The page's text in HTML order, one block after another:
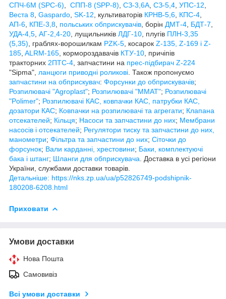
СПЧ-6М (SPС-6)
СПП-8 (SPP-8) СЗ-3,6А СЗ-5,4 УПС-12
Веста 8 Gaspardo SK-12 , культиваторів КРНВ-5,6 КПС-4
АП-6 КПЕ-3,8 польських обприскувачів , борін ДМТ-4 БДТ-7
УДА-4,5 АГ-2,4-20 , лущильників ЛДГ-10 , плугів ПЛН-3,35
(5,35) , граблях-ворошилкам PZK-5 , косарок Z-135, Z-169 і Z-
185 ALRM-165 , кормороздавачів КТУ-10 , причіпів
тракторних 2ПТС-4 , запчастини на прес-підбирач Z-224
"Sipma", ланцюги приводні роликові . Також пропонуємо
запчастини на обприскувач: Форсунки до обприскувачів;
Розпилювачі "Agroplast"; Розпилювачі "MMAT"; Розпилювачі
"Polimer"; Розпилювачі КАС, ковпачки КАС, патрубки КАС,
дозатори КАС; Ковпачки на розпилювачі та агрегати; Клапана
отсекателей; Кільця; Насоси та запчастини до них; Мембрани
насосів і отсекателей; Регулятори тиску та запчастини до них,
манометри; Фільтра та запчастини до них; Сіточки до
форсунок; Вали карданні, хрестовини; Баки, комплектуючі
бака і штанг; Шланги для обприскувача . Доставка в усі регіони
України, службами доставки товарів.
Детальніше: https://nks.zp.ua/ua/p52826749-podshipnik-
180208-6208.html
Приховати
Умови доставки
Нова Пошта
Самовивіз
Всі умови доставки